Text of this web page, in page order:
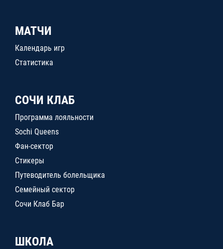
МАТЧИ
Календарь игр
Статистика
СОЧИ КЛАБ
Программа лояльности
Sochi Queens
Фан-сектор
Стикеры
Путеводитель болельщика
Семейный сектор
Сочи Клаб Бар
ШКОЛА